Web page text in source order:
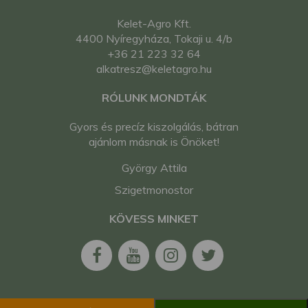
Kelet-Agro Kft.
4400 Nyíregyháza, Tokaji u. 4/b
+36 21 223 32 64
alkatresz@keletagro.hu
RÓLUNK MONDTÁK
Gyors és precíz kiszolgálás, bátran
ajánlom másnak is Önöket!
György Attila
Szigetmonostor
KÖVESS MINKET